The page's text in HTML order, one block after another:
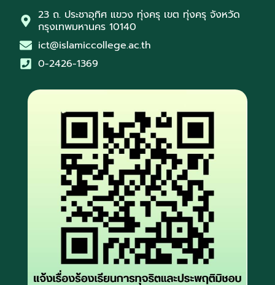
23 ถ. ประชาอุทิศ แขวง ทุ่งครุ เขต ทุ่งครุ จังหวัด
กรุงเทพมหานคร 10140
ict@islamiccollege.ac.th
0-2426-1369